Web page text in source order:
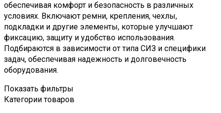
обеспечивая комфорт и безопасность в различных
условиях. Включают ремни, крепления, чехлы,
подкладки и другие элементы, которые улучшают
фиксацию, защиту и удобство использования.
Подбираются в зависимости от типа СИЗ и специфики
задач, обеспечивая надежность и долговечность
оборудования.
Показать фильтры
Категории товаров